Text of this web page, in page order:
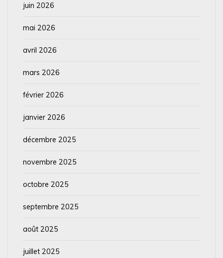
juin 2026
mai 2026
avril 2026
mars 2026
février 2026
janvier 2026
décembre 2025
novembre 2025
octobre 2025
septembre 2025
août 2025
juillet 2025